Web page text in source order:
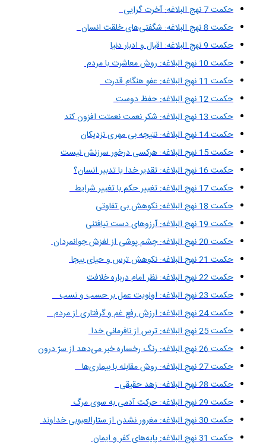
حکمت 7 نهج البلاغه: آخرت گرایی
حکمت 8 نهج البلاغه: شگفتی‌های خلقت انسان
حکمت 9 نهج البلاغه: اقبال و ادبار دنیا
حکمت 10 نهج البلاغه: روش معاشرت با مردم
حکمت 11 نهج البلاغه: عفو هنگام قدرت
حکمت 12 نهج البلاغه: حفظ دوست
حکمت 13 نهج البلاغه: شکر نعمت نعمتت افزون کند
حکمت 14 نهج البلاغه: نتیجه بى مهرى نزدیکان
حکمت 15 نهج البلاغه: هرکسی درخور سرزنش نیست
حکمت 16 نهج البلاغه: تقدیر خدا یا تدبیر انسان؟
حکمت 17 نهج البلاغه: تغییر حکم با تغییر شرایط
حکمت 18 نهج البلاغه: نکوهش بی تفاوتی
حکمت 19 نهج البلاغه: آرزوهای دست نیافتنی
حکمت 20 نهج البلاغه: چشم پوشی از لغزش جوانمردان
حکمت 21 نهج البلاغه: نکوهش ترس و حیای بیجا
حکمت 22 نهج البلاغه: نظر امام درباره خلافت
حکمت 23 نهج البلاغه: اولویت عمل بر حسب و نسب
حکمت 24 نهج البلاغه: ارزش رفع غم و گرفتاری از مردم
حکمت 25 نهج البلاغه: ترس از نافرمانی خدا
حکمت 26 نهج البلاغه: رنگ رخساره خبر می‌دهد از سرّ درون
حکمت 27 نهج البلاغه: روش مقابله با بیماری‌ها
حکمت 28 نهج البلاغه: زهد حقیقی
حکمت 29 نهج البلاغه: حرکت آدمی به سوی مرگ
حکمت 30 نهج البلاغه: مغرور نشدن از ستارالعیوبی خداوند
حکمت 31 نهج البلاغه: پایه‌های کفر و ایمان